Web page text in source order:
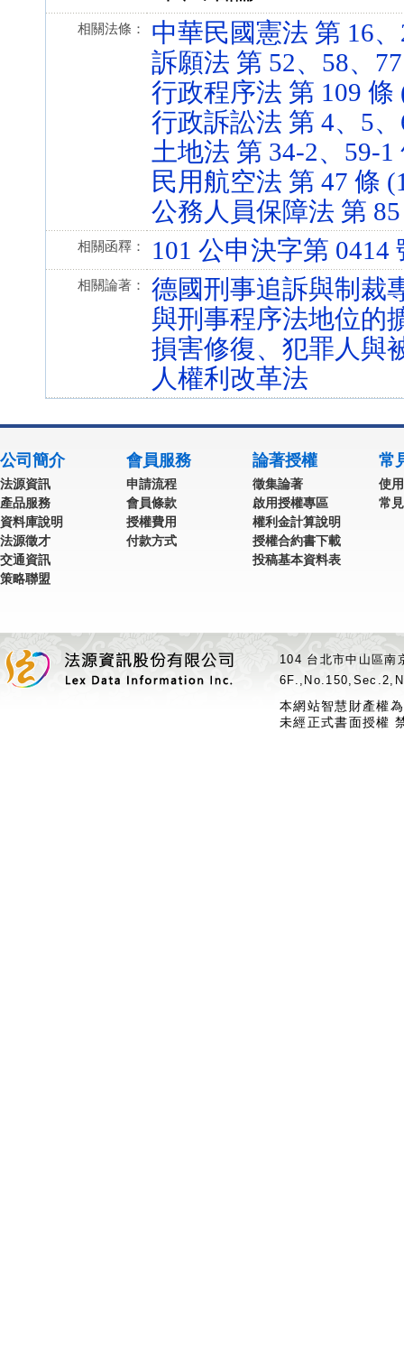
相關法條：
中華民國憲法 第 16
訴願法 第 52、58、
行政程序法 第 109 條
行政訴訟法 第 4、5
土地法 第 34-2、59-1
民用航空法 第 47 條
公務人員保障法 第
相關函釋： 101 公申決字第 0414
相關論著：
德國刑事追訴與制裁
與刑事程序法地位的
損害修復、犯罪人與
人權利改革法
公司簡介
法源資訊
產品服務
資料庫說明
法源徵才
交通資訊
策略聯盟
會員服務
申請流程
會員條款
授權費用
付款方式
論著授權
徵集論著
啟用授權專區
權利金計算說明
授權合約書下載
投稿基本資料表
常
使
常
104 台北市中山區
本網站智慧財產權
未經正式書面授權